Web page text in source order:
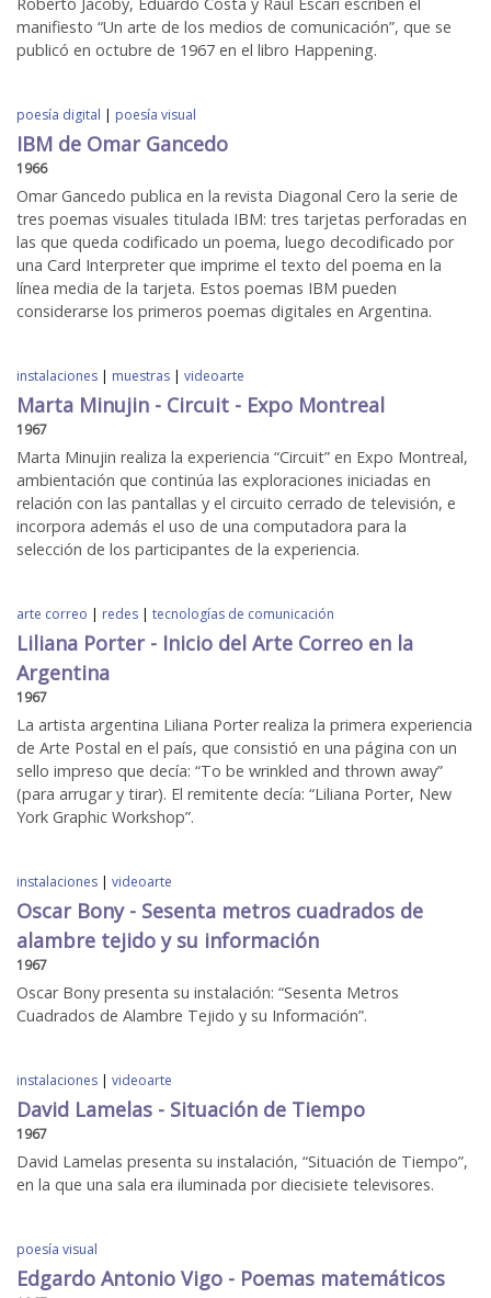
Roberto Jacoby, Eduardo Costa y Raúl Escari escriben el
manifiesto “Un arte de los medios de comunicación”, que se
publicó en octubre de 1967 en el libro Happening.
poesía digital | poesía visual
IBM de Omar Gancedo
1966
Omar Gancedo publica en la revista Diagonal Cero la serie de
tres poemas visuales titulada IBM: tres tarjetas perforadas en
las que queda codificado un poema, luego decodificado por
una Card Interpreter que imprime el texto del poema en la
línea media de la tarjeta. Estos poemas IBM pueden
considerarse los primeros poemas digitales en Argentina.
instalaciones | muestras | videoarte
Marta Minujin - Circuit - Expo Montreal
1967
Marta Minujin realiza la experiencia “Circuit” en Expo Montreal,
ambientación que continúa las exploraciones iniciadas en
relación con las pantallas y el circuito cerrado de televisión, e
incorpora además el uso de una computadora para la
selección de los participantes de la experiencia.
arte correo | redes | tecnologías de comunicación
Liliana Porter - Inicio del Arte Correo en la
Argentina
1967
La artista argentina Liliana Porter realiza la primera experiencia
de Arte Postal en el país, que consistió en una página con un
sello impreso que decía: “To be wrinkled and thrown away”
(para arrugar y tirar). El remitente decía: “Liliana Porter, New
York Graphic Workshop”.
instalaciones | videoarte
Oscar Bony - Sesenta metros cuadrados de
alambre tejido y su información
1967
Oscar Bony presenta su instalación: “Sesenta Metros
Cuadrados de Alambre Tejido y su Información”.
instalaciones | videoarte
David Lamelas - Situación de Tiempo
1967
David Lamelas presenta su instalación, “Situación de Tiempo”,
en la que una sala era iluminada por diecisiete televisores.
poesía visual
Edgardo Antonio Vigo - Poemas matemáticos